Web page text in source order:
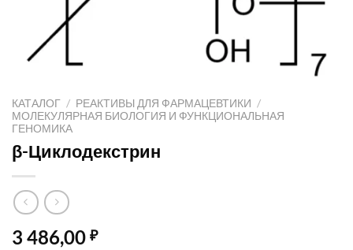
КАТАЛОГ / РЕАКТИВЫ ДЛЯ ФАРМАЦЕВТИКИ /
МОЛЕКУЛЯРНАЯ БИОЛОГИЯ И ФУНКЦИОНАЛЬНАЯ
ГЕНОМИКА
β-Циклодекстрин
3 486,00 ₽